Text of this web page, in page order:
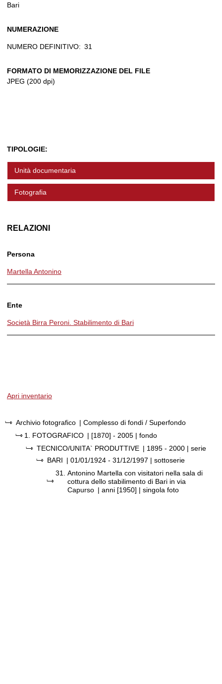
Bari
NUMERAZIONE
NUMERO DEFINITIVO: 31
FORMATO DI MEMORIZZAZIONE DEL FILE
JPEG (200 dpi)
TIPOLOGIE:
Unità documentaria
Fotografia
RELAZIONI
Persona
Martella Antonino
Ente
Società Birra Peroni. Stabilimento di Bari
Apri inventario
Archivio fotografico | Complesso di fondi / Superfondo
1.
FOTOGRAFICO | [1870] - 2005 | fondo
TECNICO/UNITA` PRODUTTIVE | 1895 - 2000 | serie
BARI | 01/01/1924 - 31/12/1997 | sottoserie
31.
Antonino Martella con visitatori nella sala di
cottura dello stabilimento di Bari in via
Capurso | anni [1950] | singola foto